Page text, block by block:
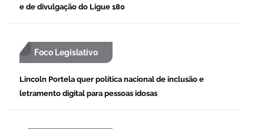
e de divulgação do Ligue 180
Foco Legislativo
Lincoln Portela quer política nacional de inclusão e
letramento digital para pessoas idosas